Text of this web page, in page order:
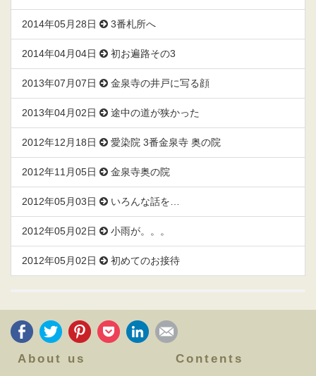
2014年05月28日 3番札所へ
2014年04月04日 初お遍路その3
2013年07月07日 金泉寺の井戸に写る顔
2013年04月02日 途中の道が狭かった
2012年12月18日 愛染院 3番金泉寺 奥の院
2012年11月05日 金泉寺奥の院
2012年05月03日 いろんな話を…
2012年05月02日 小雨が。。。
2012年05月02日 初めてのお接待
About us Contents